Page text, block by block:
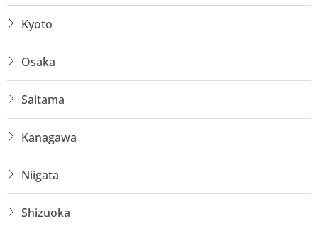
Kyoto
Osaka
Saitama
Kanagawa
Niigata
Shizuoka